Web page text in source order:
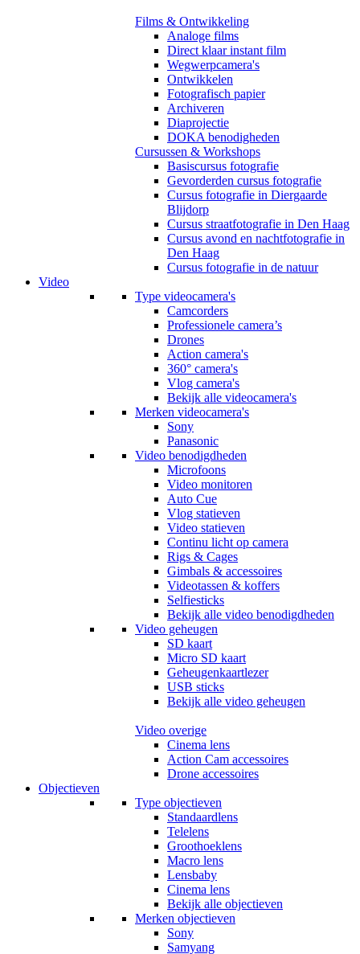
Films & Ontwikkeling
Analoge films
Direct klaar instant film
Wegwerpcamera's
Ontwikkelen
Fotografisch papier
Archiveren
Diaprojectie
DOKA benodigheden
Cursussen & Workshops
Basiscursus fotografie
Gevorderden cursus fotografie
Cursus fotografie in Diergaarde
Blijdorp
Cursus straatfotografie in Den Haag
Cursus avond en nachtfotografie in
Den Haag
Cursus fotografie in de natuur
Video
Type videocamera's
Camcorders
Professionele camera’s
Drones
Action camera's
360° camera's
Vlog camera's
Bekijk alle videocamera's
Merken videocamera's
Sony
Panasonic
Video benodigdheden
Microfoons
Video monitoren
Auto Cue
Vlog statieven
Video statieven
Continu licht op camera
Rigs & Cages
Gimbals & accessoires
Videotassen & koffers
Selfiesticks
Bekijk alle video benodigdheden
Video geheugen
SD kaart
Micro SD kaart
Geheugenkaartlezer
USB sticks
Bekijk alle video geheugen
Video overige
Cinema lens
Action Cam accessoires
Drone accessoires
Objectieven
Type objectieven
Standaardlens
Telelens
Groothoeklens
Macro lens
Lensbaby
Cinema lens
Bekijk alle objectieven
Merken objectieven
Sony
Samyang